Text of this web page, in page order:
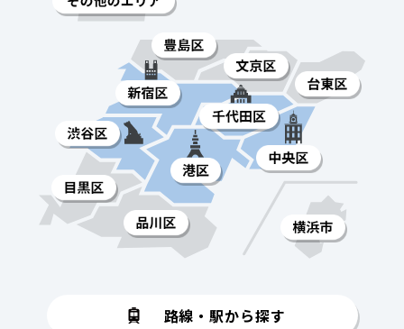
路線・駅から探す